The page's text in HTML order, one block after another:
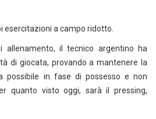
esercitazioni a campo ridotto.
allenamento, il tecnico argentino ha
di giocata, provando a mantenere la
possibile in fase di possesso e non
quanto visto oggi, sarà il pressing,